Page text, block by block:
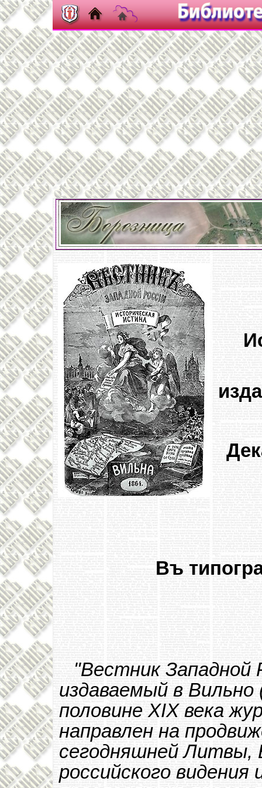
Въ
"Вестник Западной
издаваемый в
половине XIX века
направлен на
сегодняшней Литвы,
российского